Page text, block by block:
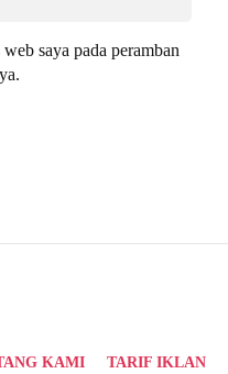
saya pada peramban
KAMI TARIF IKLAN